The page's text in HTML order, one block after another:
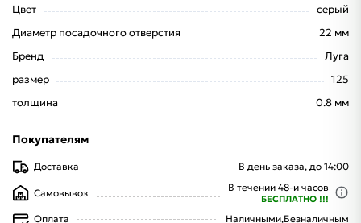
Цвет
серый
Диаметр посадочного отверстия
22 мм
Бренд
Луга
размер
125
толщина
0.8 мм
Покупателям
Доставка В день заказа, до 14:00
Самовывоз В течении 48-и часов
БЕСПЛАТНО !!!
Оплата Наличными,Безналичным